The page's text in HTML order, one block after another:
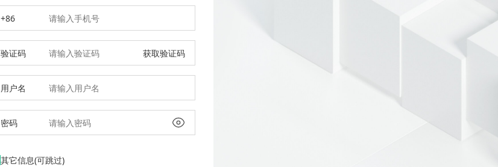
+86
验证码 获取验证码
用户名
密码
其它信息(可跳过)